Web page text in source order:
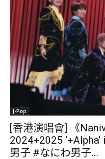
J-Pop
[香港演唱會] 《
2024+2025
男子 #なにわ男子...